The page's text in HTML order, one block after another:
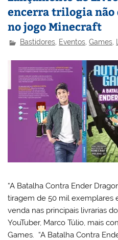
encerra trilogia
no jogo Minecraft
Bastidores, Eventos,Games,
“A Batalha Contra Ender
tiragem de 50 mil exemplares
venda nas principais livrarias
YouTuber, Marco Túlio, mais
Games. “A Batalha Contra